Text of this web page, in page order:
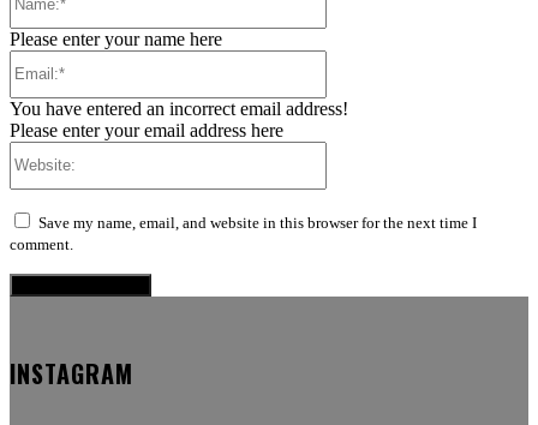
Please enter your name here
You have entered an incorrect email address!
Please enter your email address here
Save my name, email, and website in this browser for the next time I
comment.
INSTAGRAM